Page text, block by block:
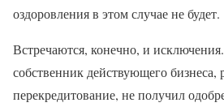
оздоровления в этом случае не будет.
Встречаются, конечно, и
собственник действующего бизнеса,
перекредитование, не получил